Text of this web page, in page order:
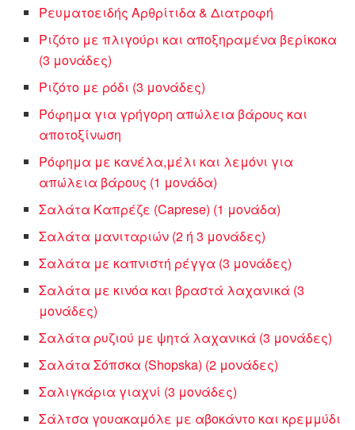
Ρευματοειδής Αρθρίτιδα & Διατροφή
Ριζότο με πλιγούρι και αποξηραμένα βερίκοκα
(3 μονάδες)
Ριζότο με ρόδι (3 μονάδες)
Ρόφημα για γρήγορη απώλεια βάρους και
αποτοξίνωση
Ρόφημα με κανέλα,μέλι και λεμόνι για
απώλεια βάρους (1 μονάδα)
Σαλάτα Καπρέζε (Caprese) (1 μονάδα)
Σαλάτα μανιταριών (2 ή 3 μονάδες)
Σαλάτα με καπνιστή ρέγγα (3 μονάδες)
Σαλάτα με κινόα και βραστά λαχανικά (3
μονάδες)
Σαλάτα ρυζιού με ψητά λαχανικά (3 μονάδες)
Σαλάτα Σόπσκα (Shopska) (2 μονάδες)
Σαλιγκάρια γιαχνί (3 μονάδες)
Σάλτσα γουακαμόλε με αβοκάντο και κρεμμύδι